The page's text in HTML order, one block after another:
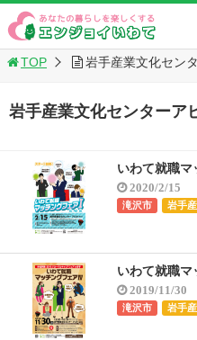
TOP 岩手産業文化セン
岩手産業文化センターア
いわて就職マ
2020/2/15
滝沢市 岩手
いわて就職
2019/11/30
滝沢市 岩手